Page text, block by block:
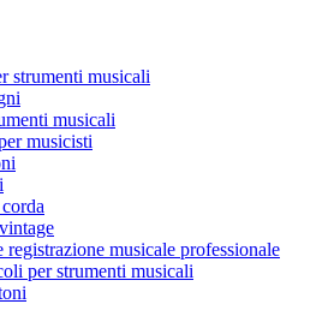
strumenti musicali
musicali
musicisti
musicale professionale
per strumenti musicali